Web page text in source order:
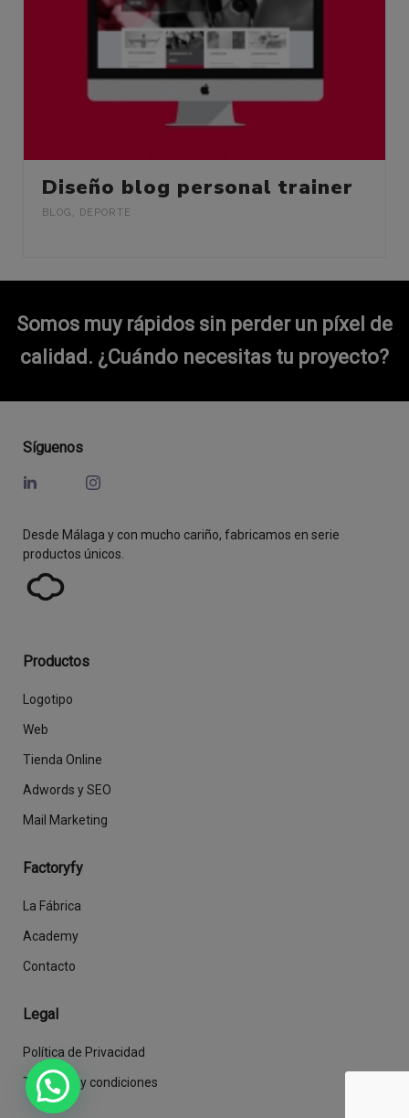
Diseño blog personal trainer
BLOG , DEPORTE
Somos muy rápidos sin perder un píxel de
calidad. ¿Cuándo necesitas tu proyecto?
Síguenos
Desde Málaga y con mucho cariño, fabricamos en serie
productos únicos.
Productos
Logotipo
Web
Tienda Online
Adwords y SEO
Mail Marketing
Factoryfy
La Fábrica
Academy
Contacto
Legal
Política de Privacidad
Términos y condiciones